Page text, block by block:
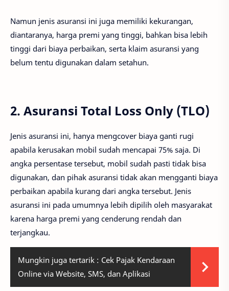
Namun jenis asuransi ini juga memiliki kekurangan,
diantaranya, harga premi yang tinggi, bahkan bisa lebih
tinggi dari biaya perbaikan, serta klaim asuransi yang
belum tentu digunakan dalam setahun.
2. Asuransi Total Loss Only (TLO)
Jenis asuransi ini, hanya mengcover biaya ganti rugi
apabila kerusakan mobil sudah mencapai 75% saja. Di
angka persentase tersebut, mobil sudah pasti tidak bisa
digunakan, dan pihak asuransi tidak akan mengganti biaya
perbaikan apabila kurang dari angka tersebut. Jenis
asuransi ini pada umumnya lebih dipilih oleh masyarakat
karena harga premi yang cenderung rendah dan
terjangkau.
Mungkin juga tertarik : Cek Pajak Kendaraan
Online via Website, SMS, dan Aplikasi